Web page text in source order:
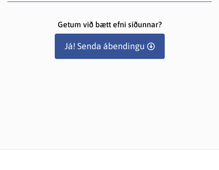
Getum við bætt efni síðunnar?
Já! Senda ábendingu